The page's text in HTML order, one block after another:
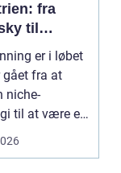
fra
til
er i løbet
fra at
niche-
til at være et
...